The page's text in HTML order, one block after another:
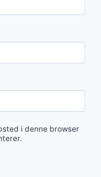
i denne browser